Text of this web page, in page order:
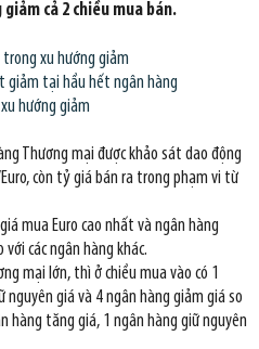
cả 2 chiều mua bán.
xu hướng giảm
giảm tại hầu hết ngân hàng
hướng giảm
Thương mại được khảo sát dao động
còn tỷ giá bán ra trong phạm vi từ
mua Euro cao nhất và ngân hàng
các ngân hàng khác.
mại lớn, thì ở chiều mua vào có 1
giá và 4 ngân hàng giảm giá so
hàng tăng giá, 1 ngân hàng giữ nguyên